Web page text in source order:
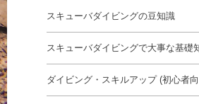
スキューバダイビングの豆知識
スキューバダイビングで大事な基礎
ダイビング・スキルアップ (初心者